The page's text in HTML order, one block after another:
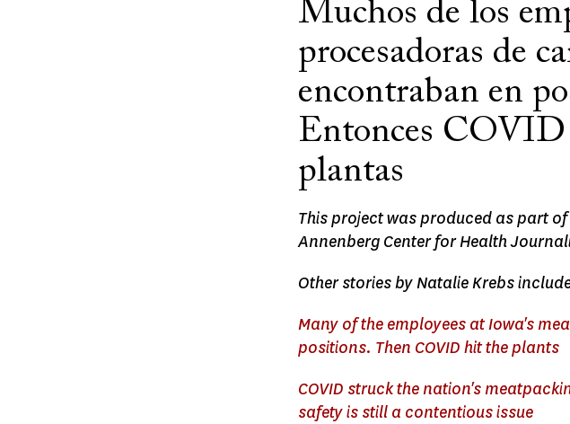
Muchos de los
procesadoras de
encontraban en
Entonces COVID
plantas
This project was produced as part
Annenberg Center for Health
Other stories by Natalie Krebs
Many of the employees at Iowa's
positions. Then COVID hit the plants
COVID struck the nation's
safety is still a contentious issue